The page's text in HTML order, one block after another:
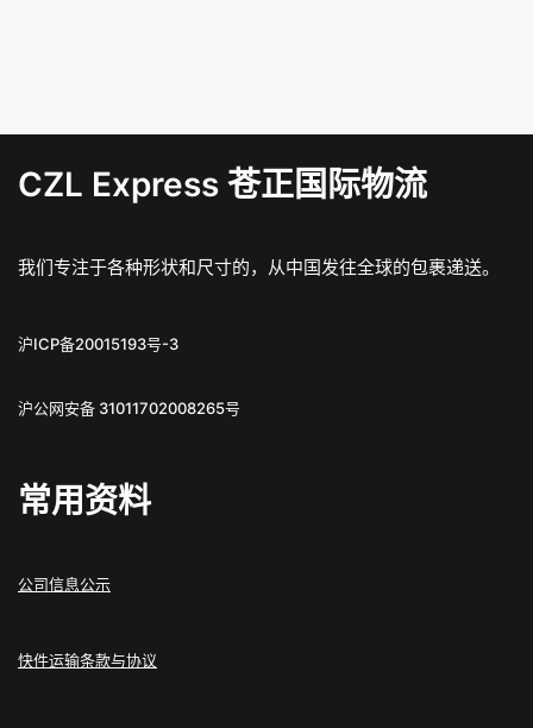
CZL Express 苍正国际物流
我们专注于各种形状和尺寸的，从中国发往全球的包裹递送。
沪ICP备20015193号-3
沪公网安备 31011702008265号
常用资料
公司信息公示
快件运输条款与协议